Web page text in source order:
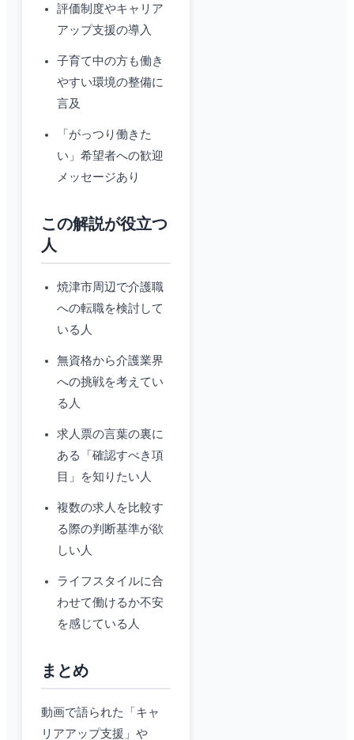
評価制度やキャリア
アップ支援の導入
子育て中の方も働き
やすい環境の整備に
言及
「がっつり働きた
い」希望者への歓迎
メッセージあり
この解説が役立つ
人
焼津市周辺で介護職
への転職を検討して
いる人
無資格から介護業界
への挑戦を考えてい
る人
求人票の言葉の裏に
ある「確認すべき項
目」を知りたい人
複数の求人を比較す
る際の判断基準が欲
しい人
ライフスタイルに合
わせて働けるか不安
を感じている人
まとめ
動画で語られた「キャ
リアアップ支援」や